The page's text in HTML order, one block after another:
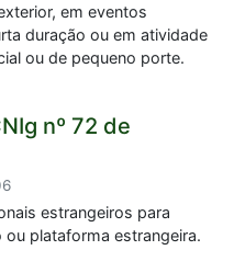
em eventos
duração ou em atividade
ou de pequeno porte.
nº 72 de
estrangeiros para
plataforma estrangeira.